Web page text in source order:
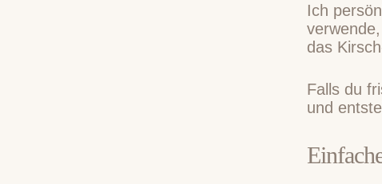
Ich
das
Falls du
und